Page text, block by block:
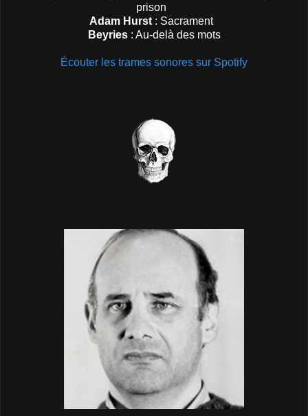
prison
Adam Hurst : Sacrament
Beyries: Au-delà des mots
Écouter les trames sonores sur Spotify